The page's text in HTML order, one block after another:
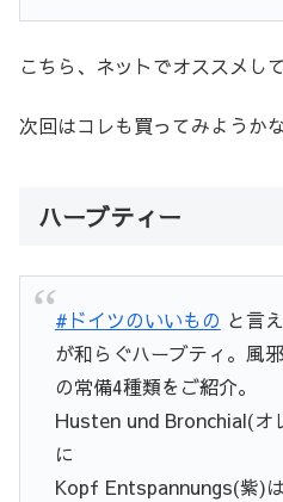
こちら、ネットでオススメし
次回はコレも買ってみようか
ハーブティー
#ドイツのいいもの と言
が和らぐハーブティ。風
の常備4種類をご紹介。
Husten und Bronchial(オ
に
Kopf Entspannungs(紫)